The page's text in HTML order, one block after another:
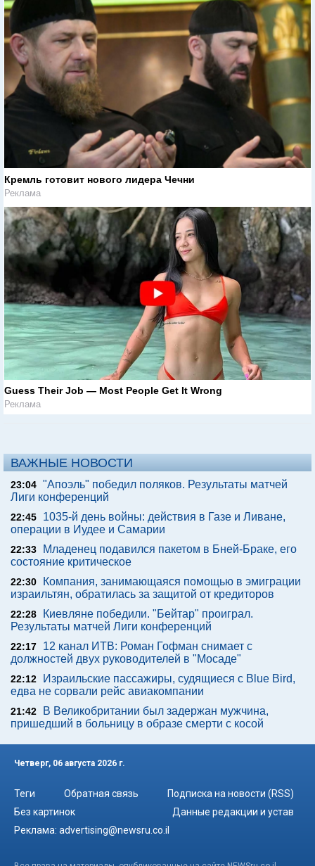
Кремль готовит нового лидера Чечни
Реклама
Guess Their Job — Most People Get It Wrong
Реклама
ВАЖНЫЕ НОВОСТИ
23:04 "Апоэль" победил поляков. Результаты матчей
Лиги конференций
22:45
1035-й день войны: действия в Газе и Ливане,
операции в Иудее и Самарии
22:33
Младенец подавился пакетом в Бней-Браке, его
состояние критическое
22:30
Компания, занимающаяся помощью в эмиграции
израильтян, обратилась за защитой от кредиторов
22:28
Киевляне победили. "Бейтар" проиграл.
Результаты матчей Лиги конференций
22:17
12 канал ИТВ: Роман Гофман снимает с
должностей двух руководителей в "Мосаде"
22:12
Израильские пассажиры, судящиеся с Blue Bird,
едва не сорвали рейс авиакомпании
21:42
В Великобритании был задержан мужчина,
пришедший в больницу в образе смерти с косой
Четверг, 06 августа 2026 г.
Теги Обратная связь
Подписка на новости (RSS)
Без картинок
Данные редакции и устав
Реклама: advertising@newsru.co.il